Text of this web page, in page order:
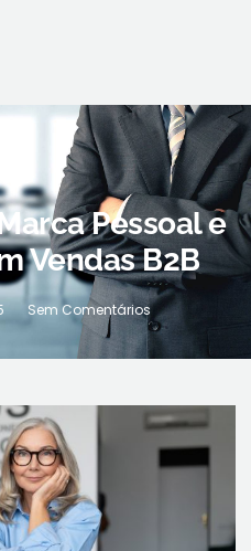
Pessoal e
Vendas B2B
Sem Comentários